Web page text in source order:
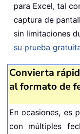
para Excel, tal
captura de
sin limitaciones
su prueba
Convierta
al formato de
En ocasiones, es
con múltiples